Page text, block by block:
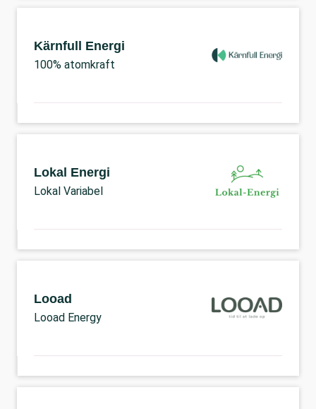
Kärnfull Energi
100% atomkraft
Lokal Energi
Lokal Variabel
Looad
Looad Energy